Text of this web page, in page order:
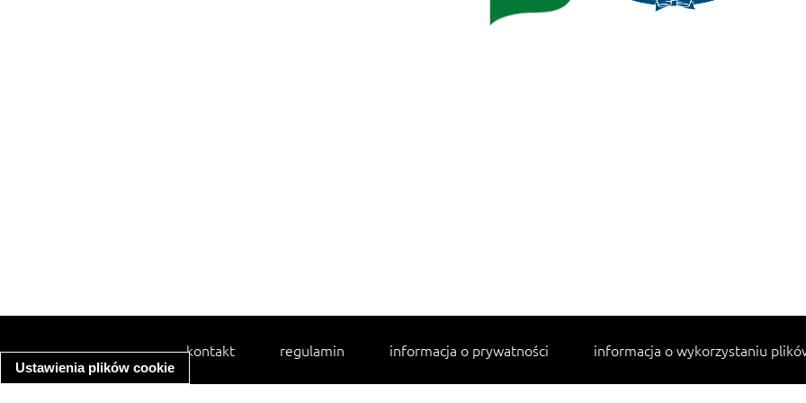
Ustawienia plików cookie
kontakt regulamin informacja o prywatności informacja o wykorzystaniu
Najpopularniejsze przepisy